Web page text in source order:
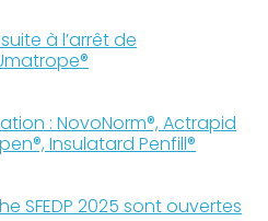
suite à l’arrêt de
: NovoNorm®, Actrapid
Insulatard Penfill®
SFEDP 2025 sont ouvertes